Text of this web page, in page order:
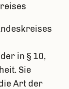
in § 10,
Sie
Art der